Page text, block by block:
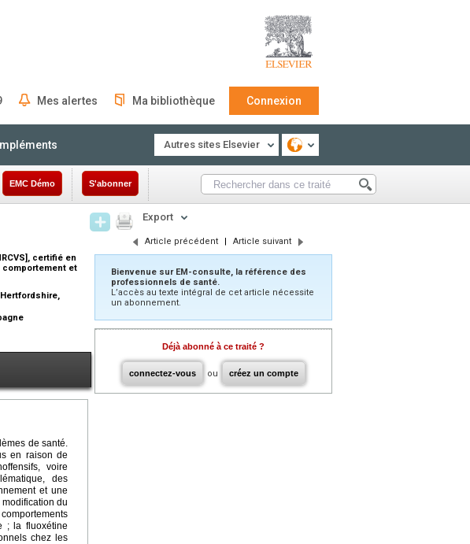
Mes alertes Ma bibliothèque Connexion
Autres sites Elsevier
EMC Démo S'abonner
certifié en
comportement et
de santé.
en raison de
voire
des
et une
du
; la fluoxétine
chez les
Export
Article précédent | Article suivant
Bienvenue sur EM-consulte, la référence des
professionnels de santé.
L’accès au texte intégral de cet article nécessite
un abonnement.
Déjà abonné à ce traité ?
connectez-vous ou créez un compte